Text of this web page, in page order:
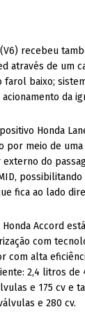
recebeu
através de um
farol baixo;
da
Honda
por meio de
do
fica ao lado
Honda Accord
com
com alta
2,4 litros de
e 175 cv e
e 280 cv.